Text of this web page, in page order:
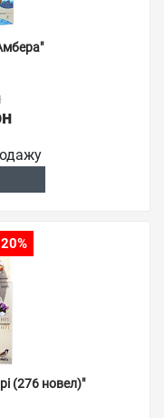
(276 новел)"